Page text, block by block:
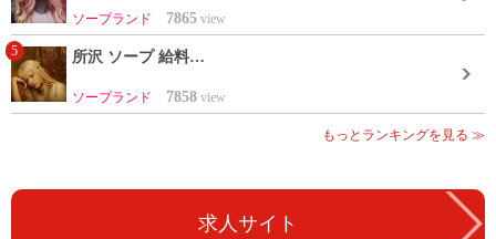
ソープランド 7865 view
5 所沢 ソープ 給料…
ソープランド 7858 view
もっとランキングを見る ≫
求人サイト